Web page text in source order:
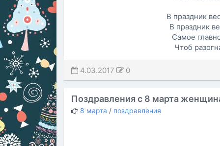
В праздник
В праздник
Самое
Чтоб
4.03.2017 0
Поздравления с 8 марта
8 марта / поздравления